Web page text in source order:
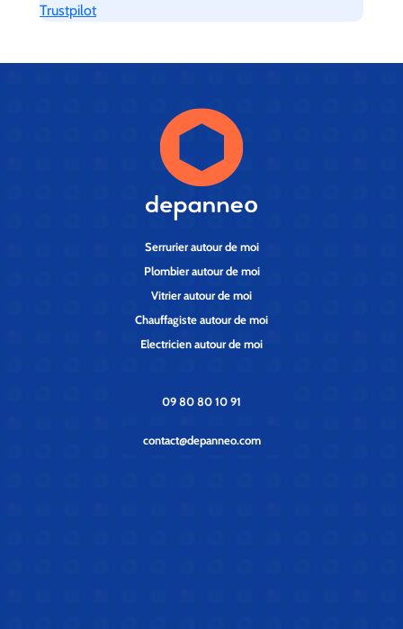
Trustpilot
Serrurier autour de moi
Plombier autour de moi
Vitrier autour de moi
Chauffagiste autour de moi
Electricien autour de moi
09 80 80 10 91
contact@depanneo.com